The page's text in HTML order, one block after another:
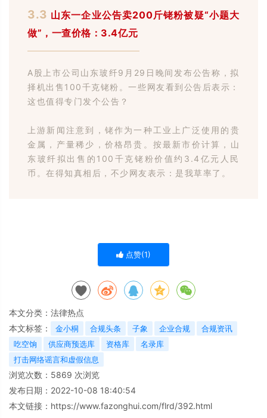
3.3 山东一企业公告卖200斤铑粉被疑“小题大
做”，一查价格：3.4亿元
A股上市公司山东玻纤9月29日晚间发布公告称，拟
择机出售100千克铑粉。一些网友看到公告后表示：
这也值得专门发个公告？
上游新闻注意到，铑作为一种工业上广泛使用的贵
金属，产量稀少，价格昂贵。按最新市价计算，山
东玻纤拟出售的100千克铑粉价值约3.4亿元人民
币。在得知真相后，不少网友表示：是我草率了。
点赞(1)
本文分类： 法律热点
本文标签：
金小桐 合规头条 子象 企业合规
合规资讯
吃空饷
供应商预选库 资格库
名录库
打击网络谣言和虚假信息
浏览次数： 5869 次浏览
发布日期：2022-10-08 18:40:54
本文链接： https://www.fazonghui.com/flrd/392.html